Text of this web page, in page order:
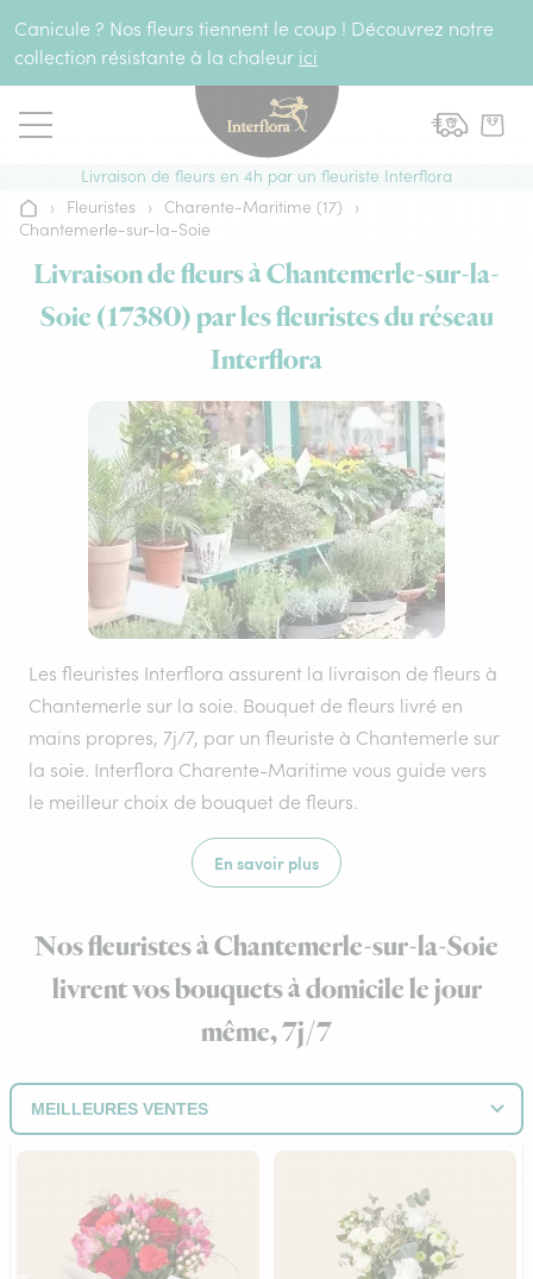
Canicule ? Nos fleurs tiennent le coup ! Découvrez notre
collection résistante à la chaleur ici
Livraison de fleurs en 4h par un fleuriste Interflora
Accueil
› Fleuristes › Charente-Maritime (17)
›
Chantemerle-sur-la-Soie
Livraison de fleurs à Chantemerle-sur-la-
Soie (17380) par les fleuristes du réseau
Interflora
Les fleuristes Interflora assurent la livraison de fleurs à
Chantemerle sur la soie. Bouquet de fleurs livré en
mains propres, 7j/7, par un fleuriste à Chantemerle sur
la soie. Interflora Charente-Maritime vous guide vers
le meilleur choix de bouquet de fleurs.
En savoir plus
Nos fleuristes à Chantemerle-sur-la-Soie
livrent vos bouquets à domicile le jour
même, 7j/7